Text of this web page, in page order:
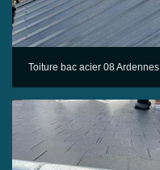
Toiture bac acier 08 Ardennes